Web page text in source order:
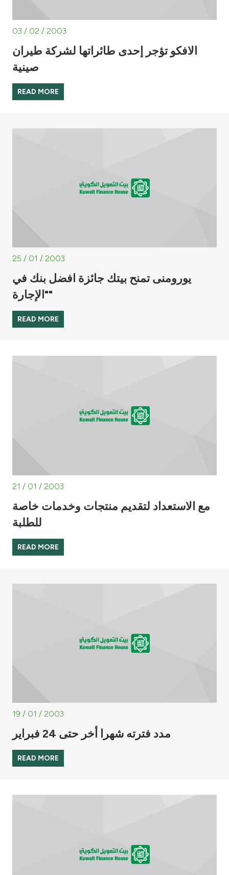
03 / 02 / 2003
الافكو تؤجر إحدى طائراتها لشركة طيران
صينية
READ MORE
25 / 01 / 2003
يورومنى تمنح بيتك جائزة افضل بنك في
"الإجارة"
READ MORE
21 / 01 / 2003
مع الاستعداد لتقديم منتجات وخدمات خاصة
للطلبة
READ MORE
19 / 01 / 2003
مدد فترته شهرا أخر حتى 24 فبراير
READ MORE